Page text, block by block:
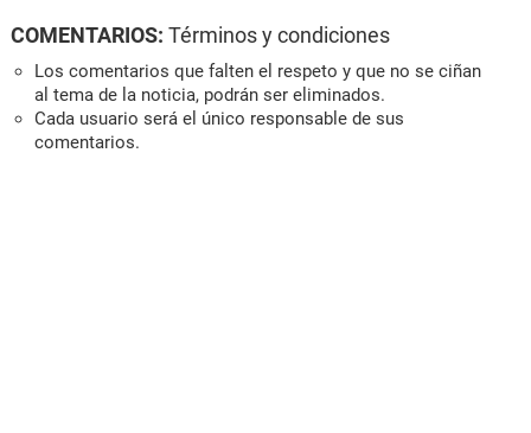
COMENTARIOS: Términos y condiciones
Los comentarios que falten el respeto y que no se ciñan
al tema de la noticia, podrán ser eliminados.
Cada usuario será el único responsable de sus
comentarios.